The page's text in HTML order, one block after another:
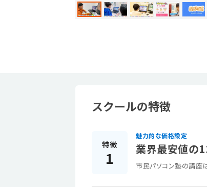
スクールの特徴
特徴
1
魅力的な価格設定
業界最安値の
市民パソコン塾の講座